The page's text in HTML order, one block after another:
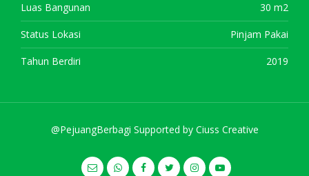
Luas Bangunan 30 m2
Status Lokasi Pinjam Pakai
Tahun Berdiri 2019
@PejuangBerbagi Supported by Ciuss Creative